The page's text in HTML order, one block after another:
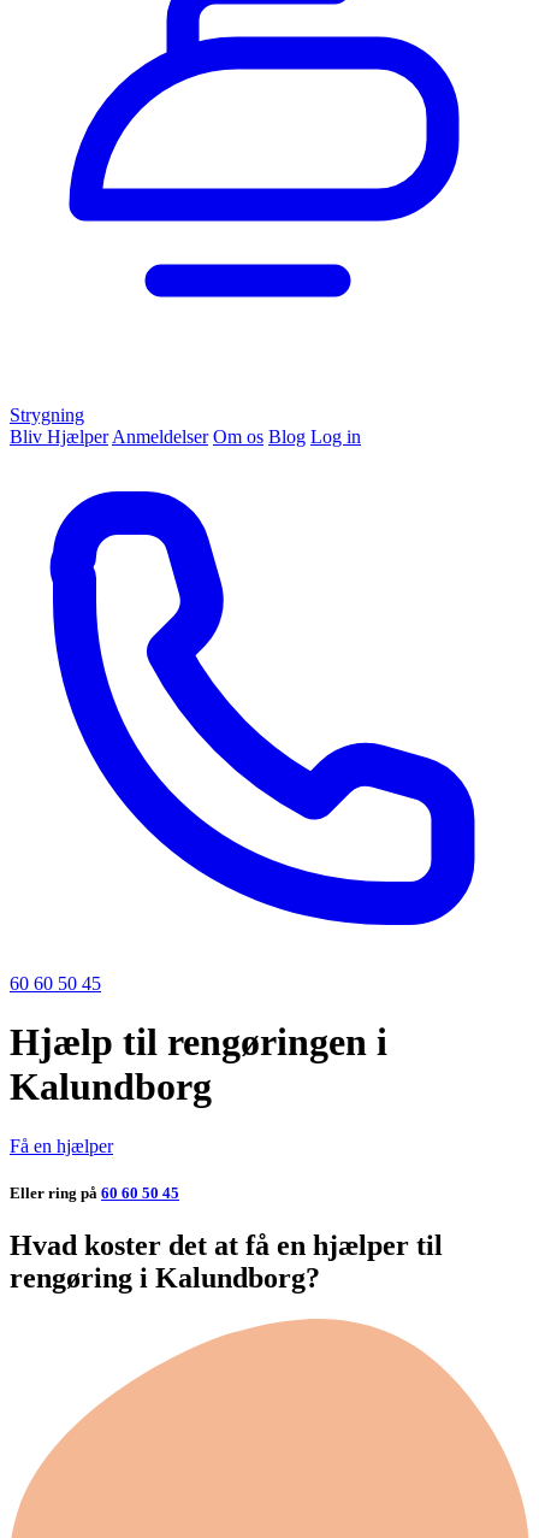
Strygning
Bliv Hjælper Anmeldelser Om os Blog Log in
60 60 50 45
Hjælp til rengøringen i
Kalundborg
Få en hjælper
Eller ring på 60 60 50 45
Hvad koster det at få en hjælper til
rengøring i Kalundborg?